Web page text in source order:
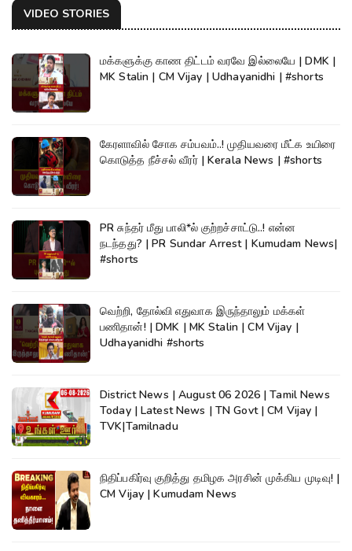
VIDEO STORIES
மக்களுக்கு காண திட்டம் வரவே இல்லையே | DMK |
MK Stalin | CM Vijay | Udhayanidhi | #shorts
கேரளாவில் சோக சம்பவம்..! முதியவரை மீட்க உயிரை
கொடுத்த நீச்சல் வீரர் | Kerala News | #shorts
PR சுந்தர் மீது பாலி*ல் குற்றச்சாட்டு..! என்ன
நடந்தது? | PR Sundar Arrest | Kumudam News|
#shorts
வெற்றி, தோல்வி எதுவாக இருந்தாலும் மக்கள்
பணிதான்! | DMK | MK Stalin | CM Vijay |
Udhayanidhi #shorts
District News | August 06 2026 | Tamil News
Today | Latest News | TN Govt | CM Vijay |
TVK|Tamilnadu
நிதிப்பகிர்வு குறித்து தமிழக அரசின் முக்கிய முடிவு! |
CM Vijay | Kumudam News